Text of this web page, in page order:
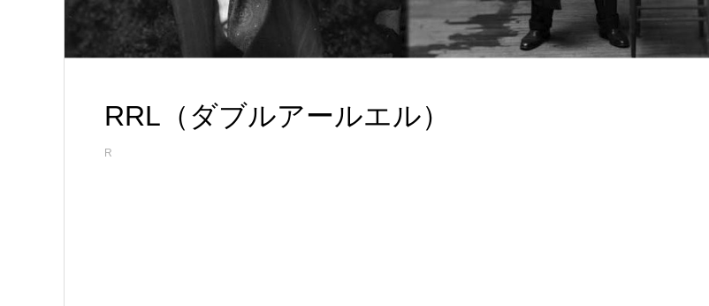
RRL（ダブルアールエル）
R